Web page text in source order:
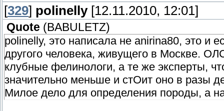
[329] polinelly[12.11.2010, 12:01]
Quote (BABULETZ)
polinelly, это написала не anirina80, это и
другого человека, живущего в Москве.
клубные фелинологи, а те же эксперты,
значительно меньше и стОит оно в разы
Милое дело для определения породы, а